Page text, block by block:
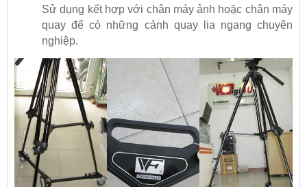
Sử dụng kết hợp với chân máy ảnh hoặc chân máy
quay để có những cảnh quay lia ngang chuyên
nghiệp.